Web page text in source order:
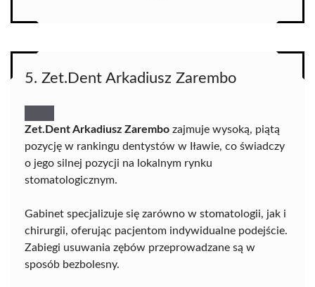
5. Zet.Dent Arkadiusz Zarembo
Zet.Dent Arkadiusz Zarembo zajmuje wysoką, piątą
pozycję w rankingu dentystów w Iławie, co świadczy
o jego silnej pozycji na lokalnym rynku
stomatologicznym.
Gabinet specjalizuje się zarówno w stomatologii, jak i
chirurgii, oferując pacjentom indywidualne podejście.
Zabiegi usuwania zębów przeprowadzane są w
sposób bezbolesny.